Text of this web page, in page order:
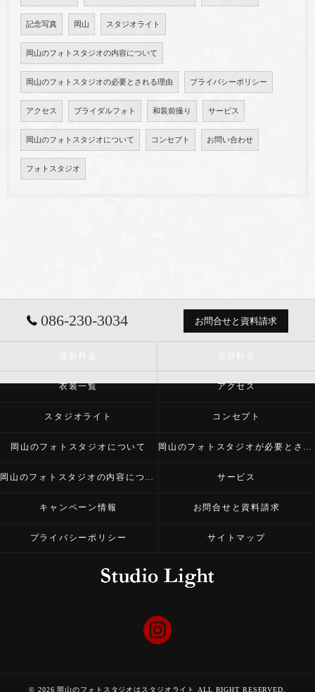
記念写真 岡山 スタジオライト
岡山のフォトスタジオの内容について
岡山のフォトスタジオの必要とされる理由 プライバシーポリシー
アクセス ブライダルフォト 和装前撮り サービス
岡山のフォトスタジオについて コンセプト お問い合わせ
フォトスタジオ
086-230-3034 お問合せと資料請求
衣装一覧 アクセス
スタジオライト コンセプト
岡山のフォトスタジオについて 岡山のフォトスタジオが必要とされる理由
岡山のフォトスタジオの内容について サービス
キャンペーン情報 お問合せと資料請求
プライバシーポリシー サイトマップ
© 2026 岡山のフォトスタジオはスタジオライト ALL RIGHT RESERVED.